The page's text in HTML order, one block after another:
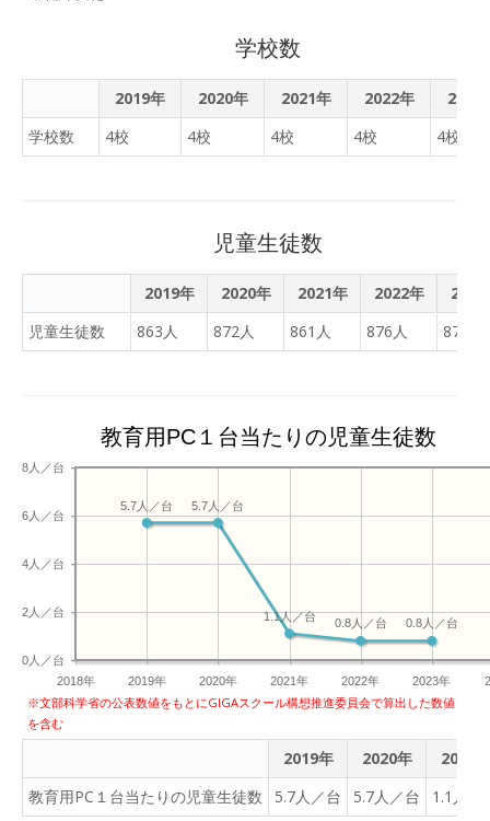
ました。 今後の学びに活か
徒たちは日頃の授業で培っ
た力を発揮しようと、最後
まで一生懸命に取り組んで
ました。 特に「Google
Chat」や「情報モラル」に
関する説明では、正しい使
い方が未来の自分たちを守
ることにつながると理解し
ス」を使って、 クラス全体
でGoogleチャットを体
験。 実際に「しりとり」や
意見交換を行いながら、楽
しくチャットの基本操作を
学びました。 5校時は全校
Chromebookが学校に導入
AI「Gemini」を使って、部
活動や趣味の悩みをAIに相
談する体験を行いました。
1年生は先生を通じて生成
AIを体験し、「AIは完璧で
はないが、自分の考えを深
めるための道具として使
う」という新しい学び方に
触れることができました。
村内の小中学校へ整備す
る。
学校数
2019年 2020年 2021年 2022年
2023
学校数
4校 4校 4校 4校 4校
児童生徒数
2019年 2020年 2021年 2022年
2023
児童生徒数
863人 872人 861人 876人 874人
教育用PC１台当たりの児童生徒数
2018年 2019年 2020年 2021年 2022年 2023年
0人／台
2人／台
4人／台
6人／台
8人／台
0.8人／台
0.8人／台
1.1人／台
5.7人／台
5.7人／台
※文部科学省の公表数値をもとにGIGAスクール構想推進委員会で算出した数値
を含む
2019年 2020年
2021年
教育用PC１台当たりの児童生徒数
5.7人／台 5.7人／台 1.1人／